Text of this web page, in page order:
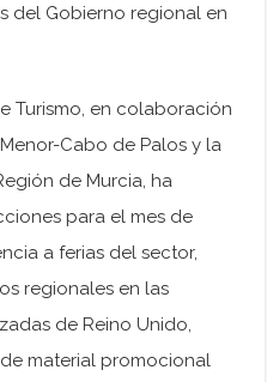
del Gobierno regional en
Turismo, en colaboración
Cabo de Palos y la
de Murcia, ha
para el mes de
a ferias del sector,
regionales en las
de Reino Unido,
material promocional